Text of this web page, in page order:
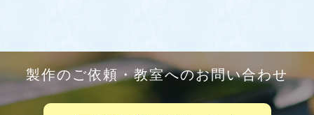
製作のご依頼・教室へのお問い合わせ